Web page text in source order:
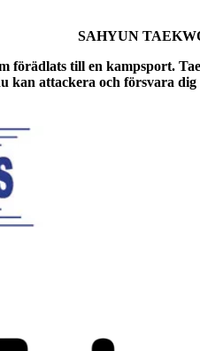
SAHYUN
förädlats till en kampsport. T
kan attackera och försvara